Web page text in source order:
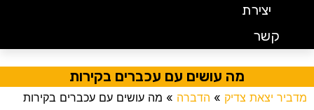
יצירת
קשר
מה עושים עם עכברים בקירות
יצאת צדיק» הדברה» מה עושים עם עכברים בקירות